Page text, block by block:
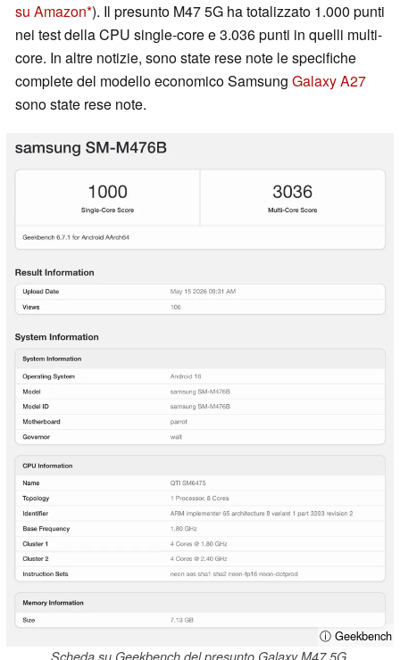
su Amazon ). Il presunto M47 5G ha totalizzato 1.000 punti
nei test della CPU single-core e 3.036 punti in quelli multi-
core. In altre notizie, sono state rese note le specifiche
complete del modello economico Samsung Galaxy A27
sono state rese note.
ⓘ Geekbench